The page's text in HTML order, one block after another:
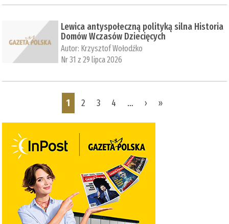
Lewica antyspołeczną polityką silna Historia
Domów Wczasów Dziecięcych
Autor: Krzysztof Wołodźko
Nr 31 z 29 lipca 2026
1 2 3 4 … › »